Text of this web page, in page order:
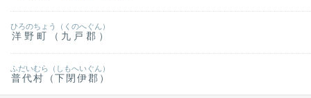
洋野町（九戸郡）
ひろのちょう（くのへぐん）
普代村（下閉伊郡）
ふだいむら（しもへいぐん）